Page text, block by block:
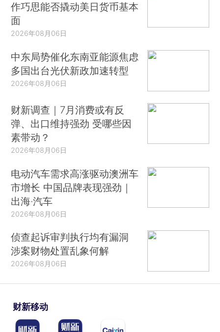
作巧思能否撬动美日货币基本
面
2026年08月06日
中东局势催化东南亚能源焦虑
多国出台光伏新政加速转型
2026年08月06日
财新调查｜7月消费或有反
弹、出口维持强劲 受哪些因
素带动？
2026年08月06日
电动汽车需求高涨驱动澳洲车
市增长 中国品牌表现强劲｜
出海·汽车
2026年08月06日
侦查起诉审判执行均有漏洞
涉案财物处置乱象何解
2026年08月06日
财新移动